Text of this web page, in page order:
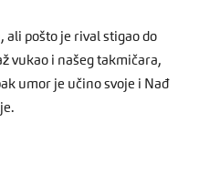
ali pošto je rival stigao do
vukao i našeg takmičara,
umor je učino svoje i Nađ